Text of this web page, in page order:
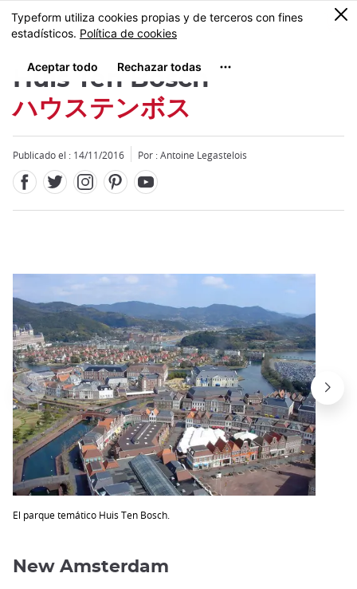
Tamaño
MENU
0
Huis Ten Bosch
ハウステンボス
Publicado el : 14/11/2016 Por : Antoine Legastelois
El parque temático Huis Ten Bosch.
Close
New Amsterdam